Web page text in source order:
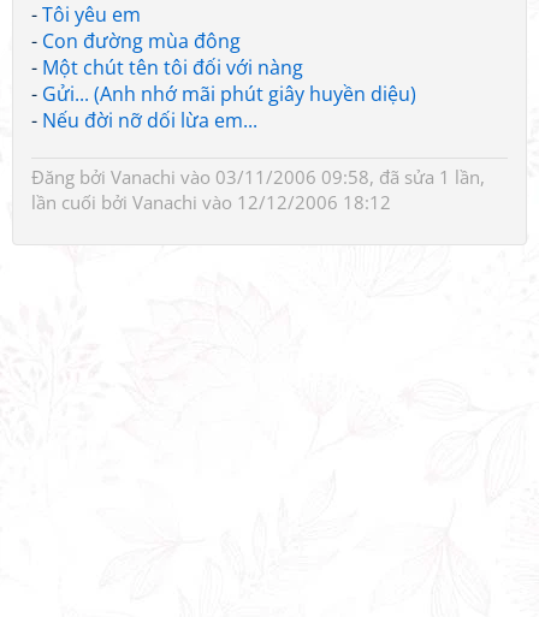
-Tôi yêu em
- Con đường mùa đông
- Một chút tên tôi đối với nàng
- Gửi... (Anh nhớ mãi phút giây huyền diệu)
- Nếu đời nỡ dối lừa em...
Đăng bởi Vanachi vào 03/11/2006 09:58, đã sửa 1 lần,
lần cuối bởi Vanachi vào 12/12/2006 18:12